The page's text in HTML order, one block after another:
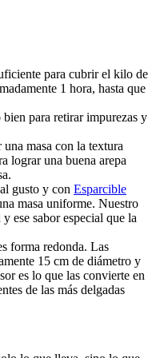
para cubrir el kilo de
1 hora, hasta que
para retirar impurezas y
masa con la textura
lograr una buena arepa
gusto y con Esparcible
masa uniforme. Nuestro
ese sabor especial que la
forma redonda. Las
15 cm de diámetro y
es lo que las convierte en
de las más delgadas